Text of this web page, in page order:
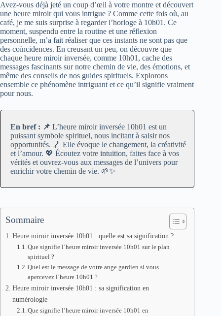
Avez-vous déjà jeté un coup d’œil à votre montre et découvert
une heure miroir qui vous intrigue ? Comme cette fois où, au
café, je me suis surprise à regarder l’horloge à 10h01. Ce
moment, suspendu entre la routine et une réflexion
personnelle, m’a fait réaliser que ces instants ne sont pas que
des coïncidences. En creusant un peu, on découvre que
chaque heure miroir inversée, comme 10h01, cache des
messages fascinants sur notre chemin de vie, des émotions, et
même des conseils de nos guides spirituels. Explorons
ensemble ce phénomène intriguant et ce qu’il signifie vraiment
pour nous.
En bref : 📌 L’heure miroir inversée 10h01 est un
puissant symbole spirituel, nous incitant à saisir nos
opportunités. 🌌 Elle évoque le changement, la créativité
et l’amour. 💖 Écoutez votre intuition, faites face à vos
vérités et ouvrez-vous aux messages de l’univers pour
enrichir votre chemin de vie. 🌱✨
Sommaire
Heure miroir inversée 10h01 : quelle est sa signification ?
Que signifie l’heure miroir inversée 10h01 sur le plan
spirituel ?
Quel est le message de votre ange gardien si vous
apercevez l’heure 10h01 ?
Heure miroir inversée 10h01 : sa signification en
numérologie
Que signifie l’heure miroir inversée 10h01 en